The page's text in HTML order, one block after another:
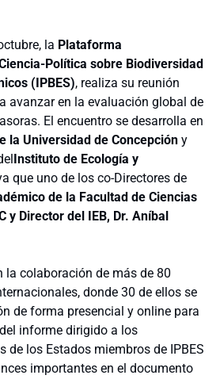
la Plataforma
Política sobre Biodiversidad
(IPBES), realiza su reunión
avanzar en la evaluación global de
El encuentro se desarrolla en
la Universidad de Concepción y
Instituto de Ecología y
que uno de los co-Directores de
de la Facultad de Ciencias
y Director del IEB, Dr. Aníbal
la colaboración de más de 80
donde 30 de ellos se
de forma presencial y online para
informe dirigido a los
de los Estados miembros de IPBES
importantes en el documento